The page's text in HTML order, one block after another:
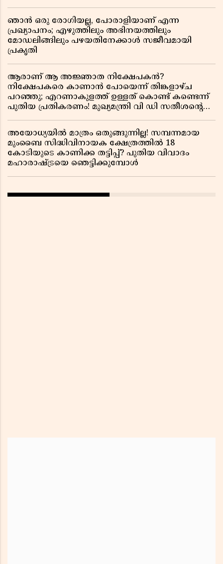
ഞാൻ ഒരു രോഗിയല്ല, പോരാളിയാണ് എന്ന
പ്രഖ്യാപനം; എഴുത്തിലും അഭിനയത്തിലും
മോഡലിങ്ങിലും പഴയതിനേക്കാൾ സജീവമായി
പ്രകൃതി
ആരാണ് ആ അജ്ഞാത നിക്ഷേപകൻ?
നിക്ഷേപകരെ കാണാൻ പോയെന്ന് തിങ്കളാഴ്ച
പറഞ്ഞു; എറണാകുളത്ത് ഉള്ളത് കൊണ്ട് കണ്ടെന്ന്
പുതിയ പ്രതികരണം! മുഖ്യമന്ത്രി വി ഡി സതീശന്റെ
അയോധ്യയിൽ മാത്രം ഒതുങ്ങുന്നില്ല! സമ്പന്നമായ
മുംബൈ സിദ്ധിവിനായക ക്ഷേത്രത്തിൽ 18
കോടിയുടെ കാണിക്ക തട്ടിപ്പ്? പുതിയ വിവാദം
മഹാരാഷ്ട്രയെ ഞെട്ടിക്കുമ്പോൾ